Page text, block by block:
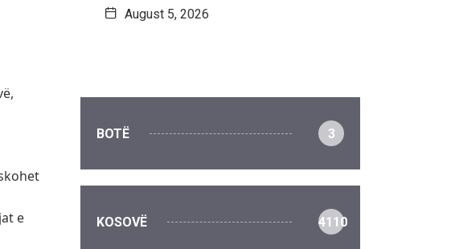
e
August 5, 2026
BOTË 3
KOSOVË 4110